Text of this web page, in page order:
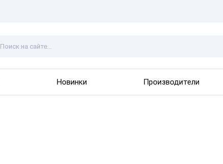
Новинки Производители